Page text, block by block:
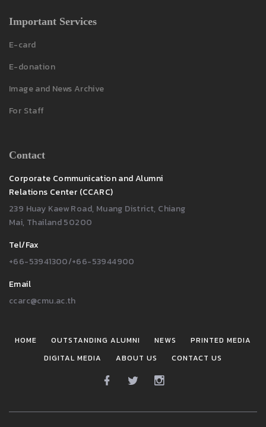
Important Services
E-card
E-donation
Image and News Archive
For Staff
Contact
Corporate Communication and Alumni
Relations Center (CCARC)
239 Huay Kaew Road, Muang District, Chiang
Mai, Thailand 50200
Tel/Fax
+66-53941300/+66-53944900
Email
ccarc@cmu.ac.th
HOME OUTSTANDING ALUMNI NEWS
PRINTED MEDIA
DIGITAL MEDIA
ABOUT US CONTACT US